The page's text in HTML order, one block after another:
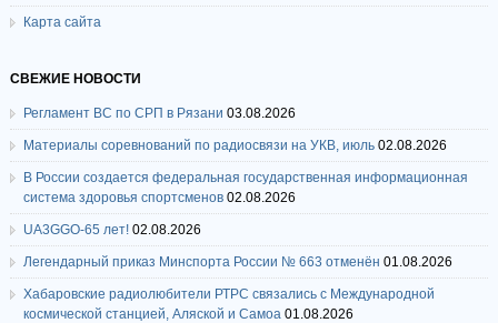
Карта сайта
СВЕЖИЕ НОВОСТИ
Регламент ВС по СРП в Рязани 03.08.2026
Материалы соревнований по радиосвязи на УКВ, июль 02.08.2026
В России создается федеральная государственная информационная
система здоровья спортсменов 02.08.2026
UA3GGO-65 лет! 02.08.2026
Легендарный приказ Минспорта России № 663 отменён 01.08.2026
Хабаровские радиолюбители РТРС связались с Международной
космической станцией, Аляской и Самоа 01.08.2026